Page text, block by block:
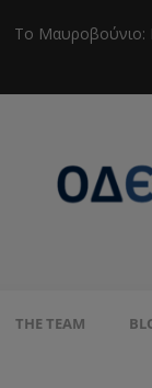
Το Μαυροβούνιο:
THE TEAM